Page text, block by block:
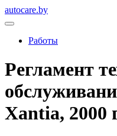
autocare.by
Работы
Регламент
Xantia, 2000